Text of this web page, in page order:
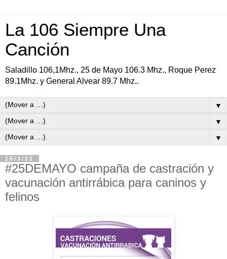
La 106 Siempre Una
Canción
Saladillo 106,1Mhz., 25 de Mayo 106.3 Mhz., Roque Perez
89.1Mhz. y General Alvear 89.7 Mhz..
▼
▼
▼
15/3/21
#25DEMAYO campaña de castración y
vacunación antirrábica para caninos y
felinos